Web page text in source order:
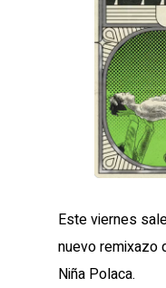
Este viernes
nuevo remixazo
Niña Polaca.